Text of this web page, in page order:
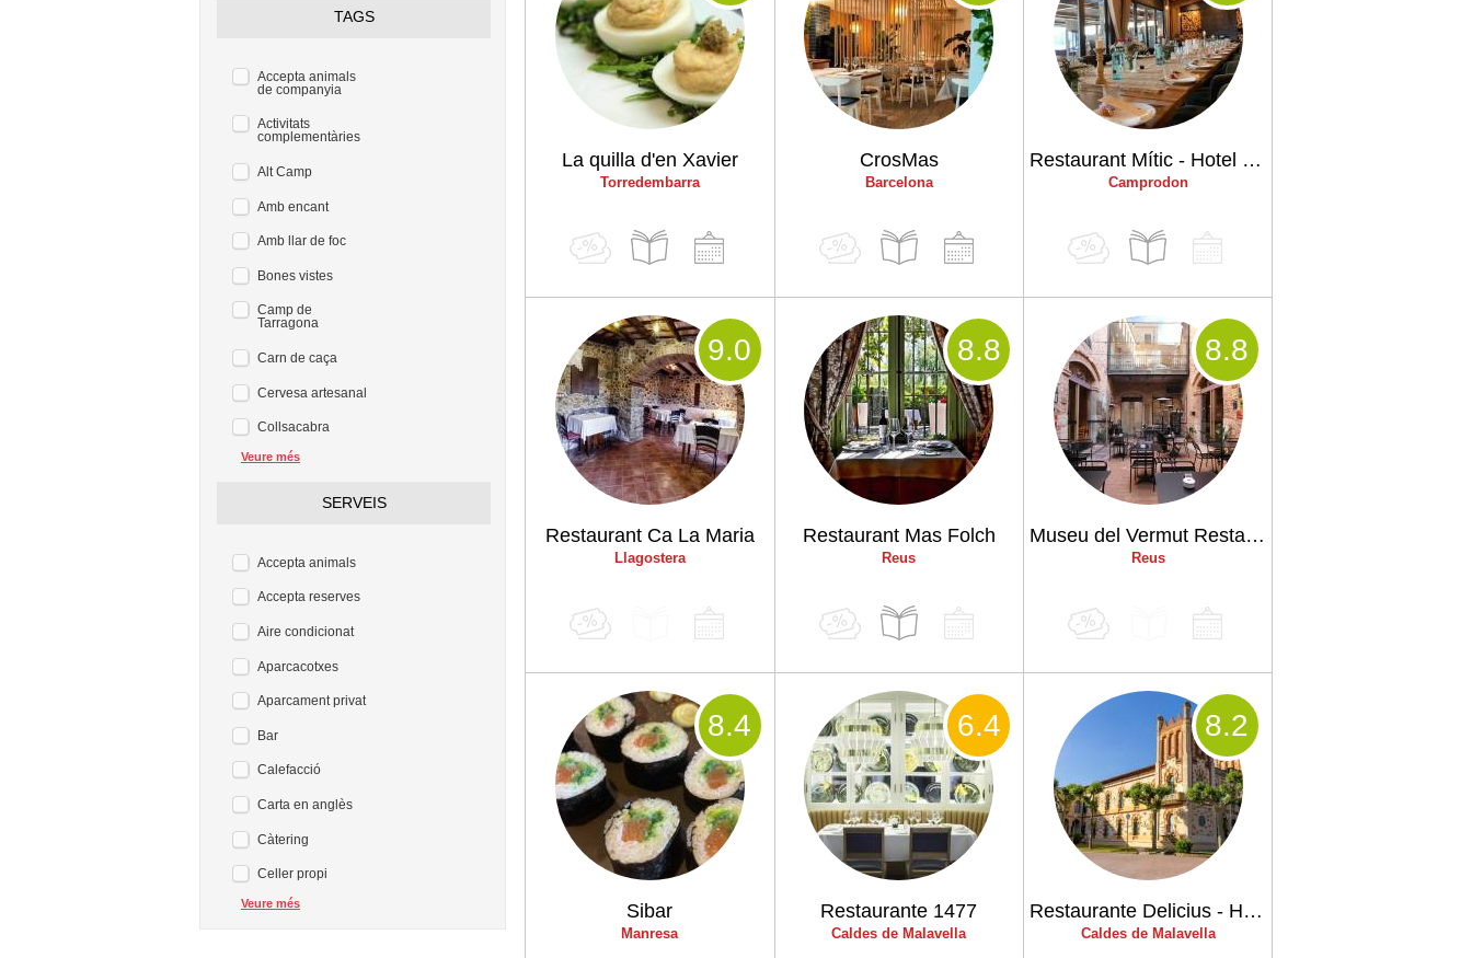
TAGS
Accepta animals
de companyia
Activitats
complementàries
Alt Camp
Amb encant
Amb llar de foc
Bones vistes
Camp de
Tarragona
Carn de caça
Cervesa artesanal
Collsacabra
Veure més
SERVEIS
Accepta animals
Accepta reserves
Aire condicionat
Aparcacotxes
Aparcament privat
Bar
Calefacció
Carta en anglès
Càtering
Celler propi
Veure més
La quilla d'en Xavier
Torredembarra
CrosMas
Barcelona
Restaurant Mític - Hotel Puig francó
Camprodon
Restaurant Ca La Maria
Llagostera
9.0
Restaurant Mas Folch
Reus
8.8
Museu del Vermut Restaurant
Reus
8.8
Sibar
Manresa
8.4
Restaurante 1477
Caldes de Malavella
6.4
Restaurante Delicius - Hotel Balneario Vichy Catalan
Caldes de Malavella
8.2